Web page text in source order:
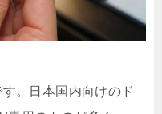
。日本国内向けのド